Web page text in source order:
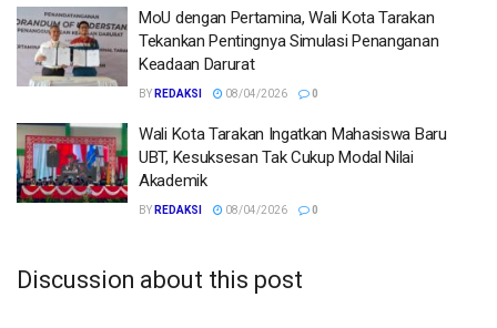
MoU dengan Pertamina, Wali Kota Tarakan
Tekankan Pentingnya Simulasi Penanganan
Keadaan Darurat
BY REDAKSI 08/04/2026 0
Wali Kota Tarakan Ingatkan Mahasiswa Baru
UBT, Kesuksesan Tak Cukup Modal Nilai
Akademik
BY REDAKSI 08/04/2026 0
Discussion about this post